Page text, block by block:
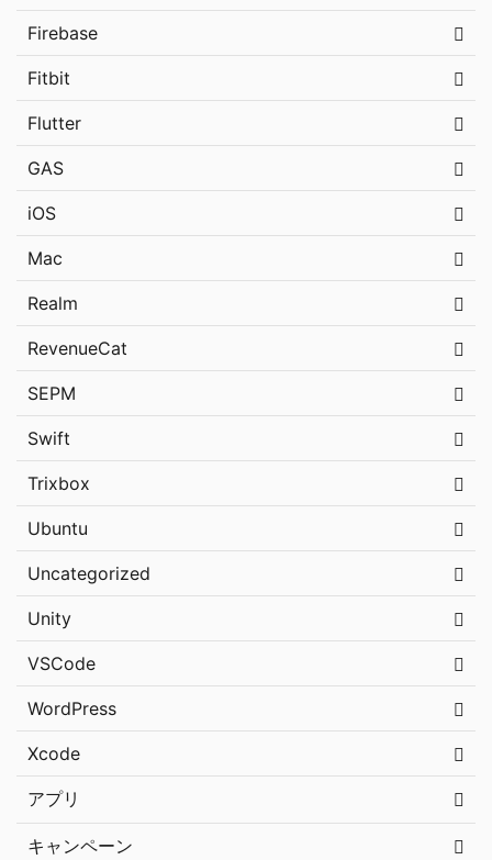
Firebase
Fitbit
Flutter
GAS
iOS
Mac
Realm
RevenueCat
SEPM
Swift
Trixbox
Ubuntu
Uncategorized
Unity
VSCode
WordPress
Xcode
アプリ
キャンペーン